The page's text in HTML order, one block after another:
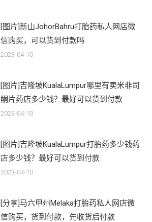
[图片]新山JohorBahru打胎药私人网店微
信购买，可以货到付款吗
2023-04-10
[图片]吉隆坡KualaLumpur哪里有卖米非司
酮片药店多少钱？最好可以货到付款
2023-04-10
[图片]吉隆坡KualaLumpur打胎药多少钱药
店多少钱？最好可以货到付款
2023-04-10
[分享]马六甲州Melaka打胎药私人网店微
信购买，货到付款，先收货后付款